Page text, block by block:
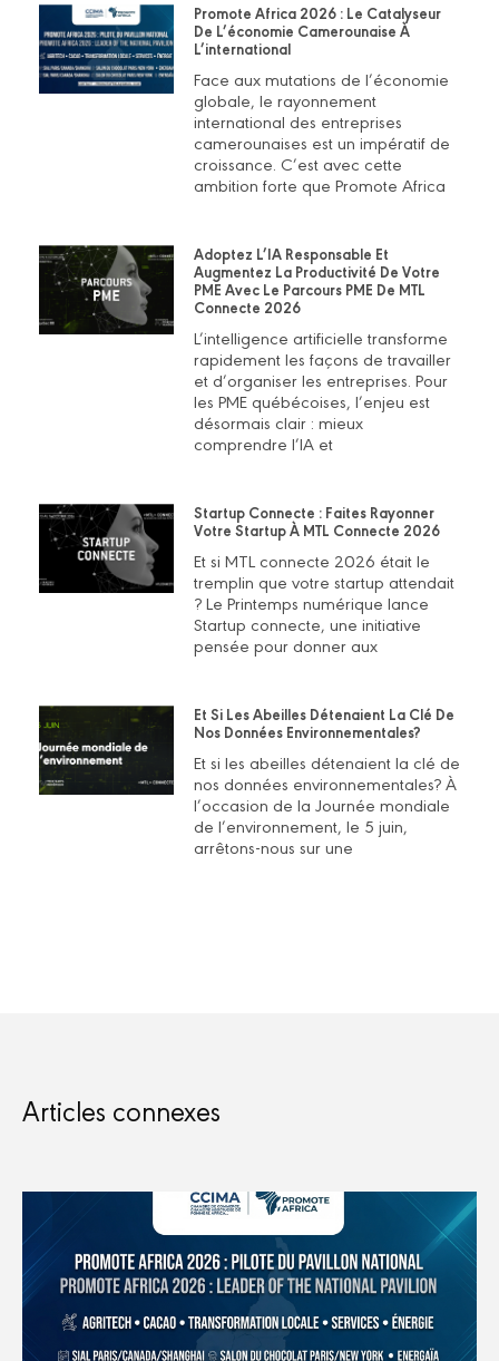
Promote Africa 2026 : Le Catalyseur
De L’économie Camerounaise À
L’international
Face aux mutations de l’économie
globale, le rayonnement
international des entreprises
camerounaises est un impératif de
croissance. C’est avec cette
ambition forte que Promote Africa
Adoptez L’IA Responsable Et
Augmentez La Productivité De Votre
PME Avec Le Parcours PME De MTL
Connecte 2026
L’intelligence artificielle transforme
rapidement les façons de travailler
et d’organiser les entreprises. Pour
les PME québécoises, l’enjeu est
désormais clair : mieux
comprendre l’IA et
Startup Connecte : Faites Rayonner
Votre Startup À MTL Connecte 2026
Et si MTL connecte 2026 était le
tremplin que votre startup attendait
? Le Printemps numérique lance
Startup connecte, une initiative
pensée pour donner aux
Et Si Les Abeilles Détenaient La Clé De
Nos Données Environnementales?
Et si les abeilles détenaient la clé de
nos données environnementales? À
l’occasion de la Journée mondiale
de l’environnement, le 5 juin,
arrêtons-nous sur une
Articles connexes